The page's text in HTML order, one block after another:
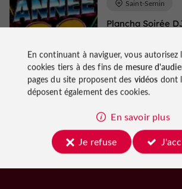
Plancha Soirée
Saint-Sernin
05/09/2026
Voir tous les
En continuant à naviguer, vous autorisez
cookies tiers à des fins de mesure
pages du site proposent des vidéos dont
déposent également des cookies.
En savoir plus
Je refuse